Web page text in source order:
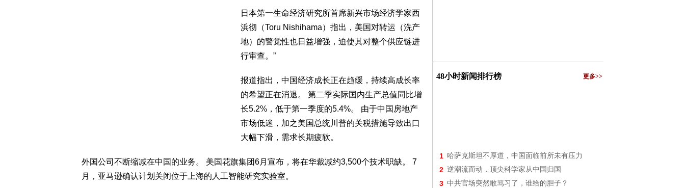
日本第一生命经济研究所首席新兴市场经济学家西
浜彻（Toru Nishihama）指出，美国对转运（洗产
地）的警觉性也日益增强，迫使其对整个供应链进
行审查。”
报道指出，中国经济成长正在趋缓，持续高成长率
的希望正在消退。 第二季实际国内生产总值同比增
长5.2%，低于第一季度的5.4%。 由于中国房地产
市场低迷，加之美国总统川普的关税措施导致出口
大幅下滑，需求长期疲软。
外国公司不断缩减在中国的业务。 美国花旗集团6月宣布，将在华裁减约3,500个技术职缺。 7
月，亚马逊确认计划关闭位于上海的人工智能研究实验室。
48小时新闻排行榜 更多>>
1 哈萨克斯坦不厚道，中国面临前所未有压力
2 逆潮流而动，顶尖科学家从中国归国
3 中共官场突然敢骂习了，谁给的胆子？